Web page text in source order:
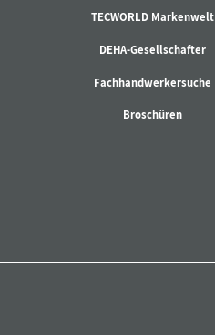
TECWORLD Markenwelt
DEHA-Gesellschafter
Fachhandwerkersuche
Broschüren